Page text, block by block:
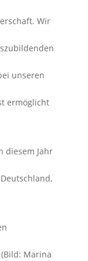
Wir
unseren
ermöglicht
diesem Jahr
Marina